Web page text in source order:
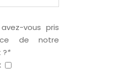
vous pris
de notre
?*